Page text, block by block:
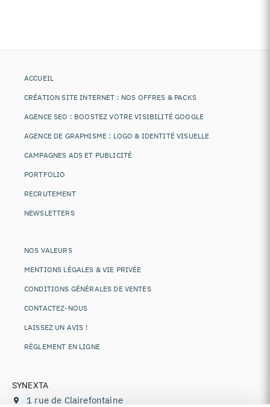
ACCUEIL
CRÉATION SITE INTERNET : NOS OFFRES & PACKS
AGENCE SEO : BOOSTEZ VOTRE VISIBILITÉ GOOGLE
AGENCE DE GRAPHISME : LOGO & IDENTITÉ VISUELLE
CAMPAGNES ADS ET PUBLICITÉ
PORTFOLIO
RECRUTEMENT
NEWSLETTERS
NOS VALEURS
MENTIONS LÉGALES & VIE PRIVÉE
CONDITIONS GÉNÉRALES DE VENTES
CONTACTEZ-NOUS
LAISSEZ UN AVIS !
RÈGLEMENT EN LIGNE
SYNEXTA
1 rue de Clairefontaine